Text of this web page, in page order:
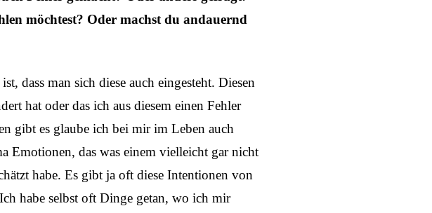
möchtest? Oder machst du andauernd
dass man sich diese auch eingesteht. Diesen
hat oder das ich aus diesem einen Fehler
gibt es glaube ich bei mir im Leben auch
Emotionen, das was einem vielleicht gar nicht
habe. Es gibt ja oft diese Intentionen von
habe selbst oft Dinge getan, wo ich mir